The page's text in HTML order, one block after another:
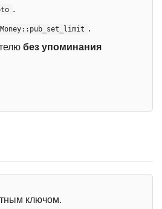
.
Money::pub_set_limit .
без упоминания
ключом.